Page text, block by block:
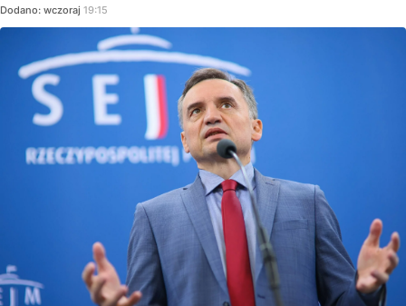
Dodano: wczoraj 19:15